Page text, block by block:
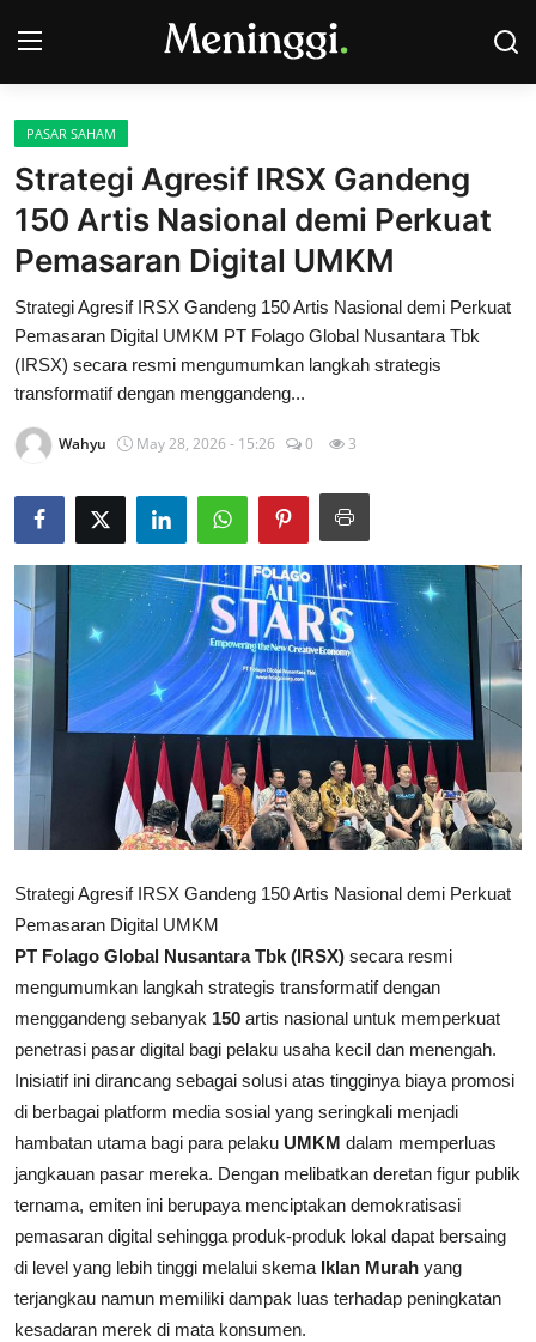
Contact
Pasar Saham
Bisnis
Industri
Korporasi
Kripto
Obligasi & Reksadana
Rekomendasi
PASAR SAHAM
Strategi Agresif IRSX Gandeng
150 Artis Nasional demi Perkuat
Pemasaran Digital UMKM
Strategi Agresif IRSX Gandeng 150 Artis Nasional demi Perkuat
Pemasaran Digital UMKM PT Folago Global Nusantara Tbk
(IRSX) secara resmi mengumumkan langkah strategis
transformatif dengan menggandeng...
Wahyu May 28, 2026 - 15:26 0 3
Strategi Agresif IRSX Gandeng 150 Artis Nasional demi Perkuat
Pemasaran Digital UMKM
PT Folago Global Nusantara Tbk (IRSX) secara resmi
mengumumkan langkah strategis transformatif dengan
menggandeng sebanyak 150 artis nasional untuk memperkuat
penetrasi pasar digital bagi pelaku usaha kecil dan menengah.
Inisiatif ini dirancang sebagai solusi atas tingginya biaya promosi
di berbagai platform media sosial yang seringkali menjadi
hambatan utama bagi para pelaku UMKM dalam memperluas
jangkauan pasar mereka. Dengan melibatkan deretan figur publik
ternama, emiten ini berupaya menciptakan demokratisasi
pemasaran digital sehingga produk-produk lokal dapat bersaing
di level yang lebih tinggi melalui skema Iklan Murah yang
terjangkau namun memiliki dampak luas terhadap peningkatan
kesadaran merek di mata konsumen.